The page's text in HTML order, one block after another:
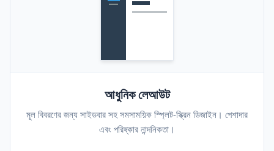
আধুনিক লেআউট
মূল বিবরণের জন্য সাইডবার সহ সমসাময়িক স্প্লিট-স্ক্রিন ডিজাইন। পেশাদার
এবং পরিষ্কার নান্দনিকতা।